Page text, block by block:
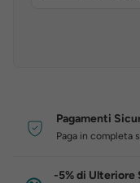
Pagamenti
Paga in completa
-5% di Ulteriore